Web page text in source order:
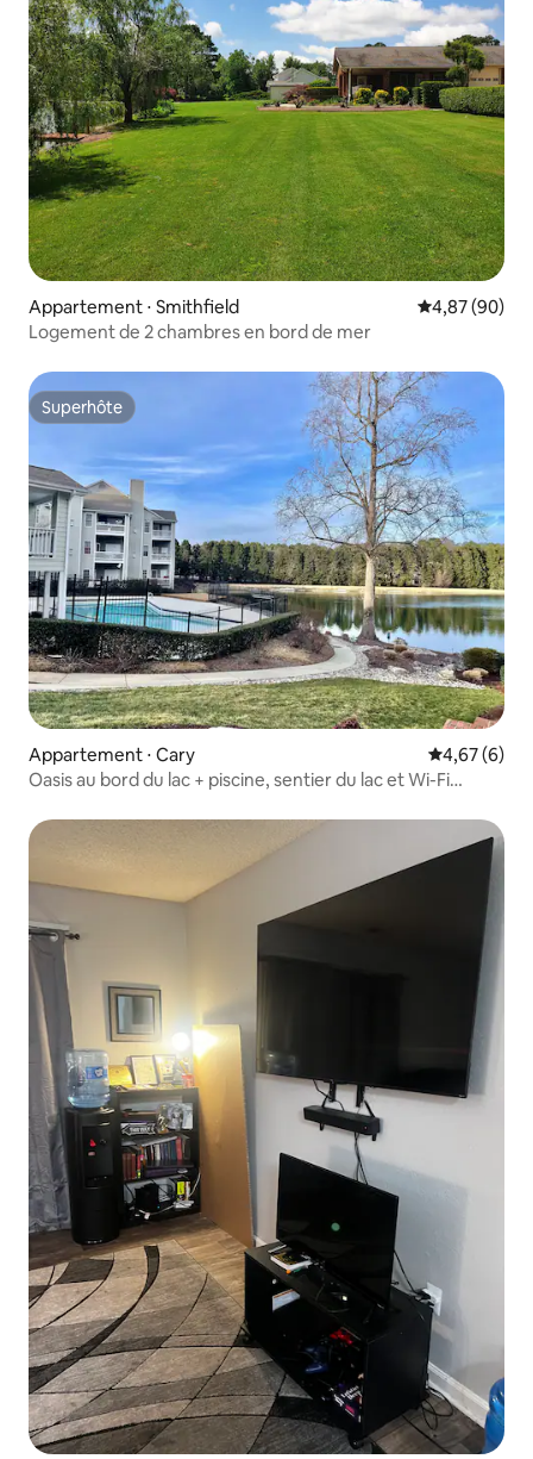
Appartement ⋅ Smithfield Évaluation
4,87 (90)
Logement de 2 chambres en bord de mer
Superhôte
Superhôte
Appartement ⋅ Cary Évaluation
4,67 (6)
Oasis au bord du lac + piscine, sentier du lac et Wi-Fi